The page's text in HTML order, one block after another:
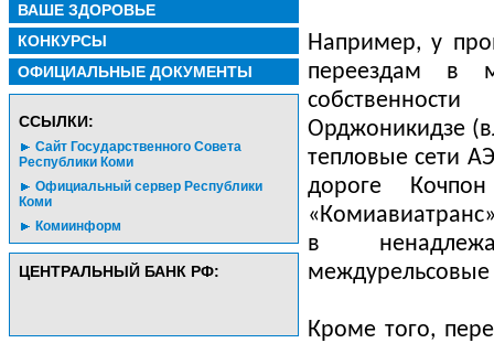
ВАШЕ ЗДОРОВЬЕ
КОНКУРСЫ
ОФИЦИАЛЬНЫЕ ДОКУМЕНТЫ
CСЫЛКИ:
Сайт Государственного Совета
Республики Коми
Официальный сервер Республики
Коми
Комиинформ
ЦЕНТРАЛЬНЫЙ БАНК РФ:
Например, у
переездам в
Орджоникидзе
тепловые сети
дороге
в
междурельсовые
Кроме того,